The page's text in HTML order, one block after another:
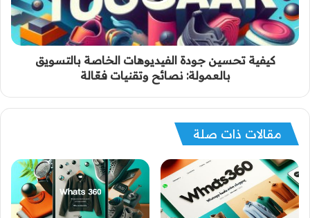
كيفية تحسين جودة الفيديوهات الخاصة بالتسويق
بالعمولة: نصائح وتقنيات فعّالة
مقالات ذات صلة